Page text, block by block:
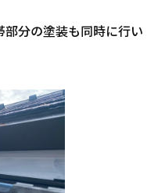
分の塗装も同時に行い